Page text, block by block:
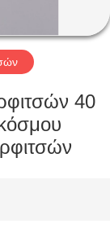
40